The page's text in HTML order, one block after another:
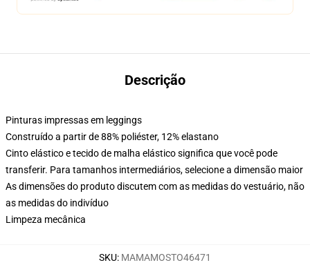
Descrição
Pinturas impressas em leggings
Construído a partir de 88% poliéster, 12% elastano
Cinto elástico e tecido de malha elástico significa que você pode
transferir. Para tamanhos intermediários, selecione a dimensão maior
As dimensões do produto discutem com as medidas do vestuário, não
as medidas do indivíduo
Limpeza mecânica
SKU: MAMAMOSTO46471